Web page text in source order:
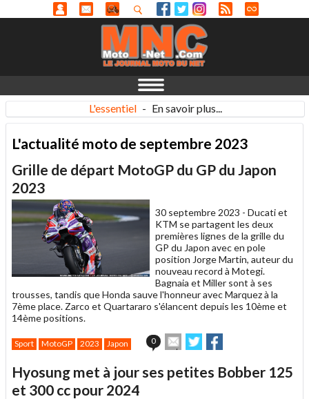
L'essentiel - En savoir plus...
L'actualité moto de septembre 2023
Grille de départ MotoGP du GP du Japon
2023
30 septembre 2023 - Ducati et
KTM se partagent les deux
premières lignes de la grille du
GP du Japon avec en pole
position Jorge Martin, auteur du
nouveau record à Motegi.
Bagnaia et Miller sont à ses
trousses, tandis que Honda sauve l'honneur avec Marquez à la
7ème place. Zarco et Quartararo s'élancent depuis les 10ème et
14ème positions.
Sport MotoGP 2023 Japon 0
Envoyer
cet
à
Partager
sur sur
Hyosung met à jour ses petites Bobber 125
et 300 cc pour 2024